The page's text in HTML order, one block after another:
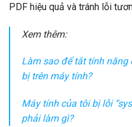
PDF hiệu quả và tránh lỗi
Xem thêm:
Làm sao để tắt tính
bị trên máy tính?
Máy tính của tôi bị lỗi
phải làm gì?